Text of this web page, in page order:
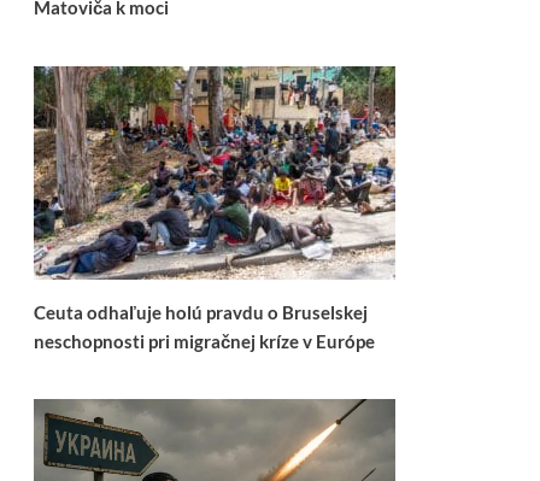
Matoviča k moci
Ceuta odhaľuje holú pravdu o Bruselskej
neschopnosti pri migračnej kríze v Európe